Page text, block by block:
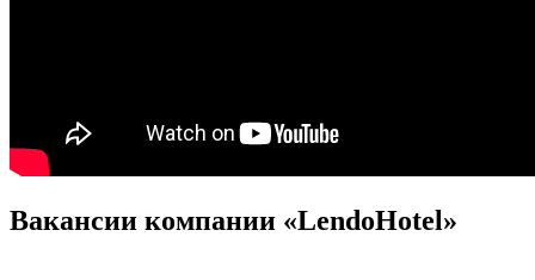
Вакансии компании «LendoHotel»